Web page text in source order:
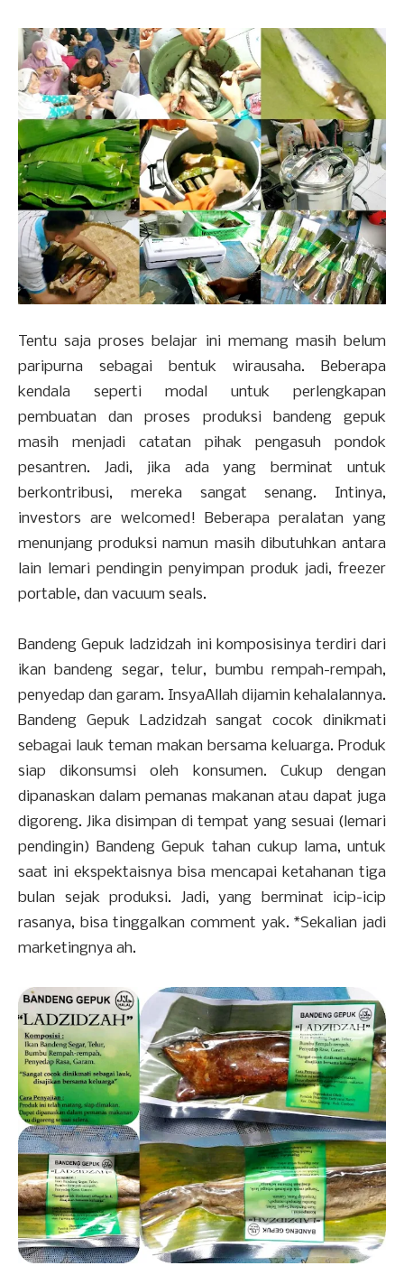
Tentu saja proses belajar ini memang masih belum
paripurna sebagai bentuk wirausaha. Beberapa
kendala seperti modal untuk perlengkapan
pembuatan dan proses produksi bandeng gepuk
masih menjadi catatan pihak pengasuh pondok
pesantren. Jadi, jika ada yang berminat untuk
berkontribusi, mereka sangat senang. Intinya,
investors are welcomed! Beberapa peralatan yang
menunjang produksi namun masih dibutuhkan antara
lain lemari pendingin penyimpan produk jadi, freezer
portable, dan vacuum seals.
Bandeng Gepuk ladzidzah ini komposisinya terdiri dari
ikan bandeng segar, telur, bumbu rempah-rempah,
penyedap dan garam. InsyaAllah dijamin kehalalannya.
Bandeng Gepuk Ladzidzah sangat cocok dinikmati
sebagai lauk teman makan bersama keluarga. Produk
siap dikonsumsi oleh konsumen. Cukup dengan
dipanaskan dalam pemanas makanan atau dapat juga
digoreng. Jika disimpan di tempat yang sesuai (lemari
pendingin) Bandeng Gepuk tahan cukup lama, untuk
saat ini ekspektaisnya bisa mencapai ketahanan tiga
bulan sejak produksi. Jadi, yang berminat icip-icip
rasanya, bisa tinggalkan comment yak. *Sekalian jadi
marketingnya ah.